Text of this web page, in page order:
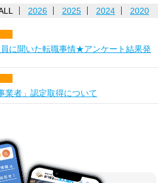
2026 2025 2024 2020
員に聞いた転職事情★アンケート結果発
業者」認定取得について